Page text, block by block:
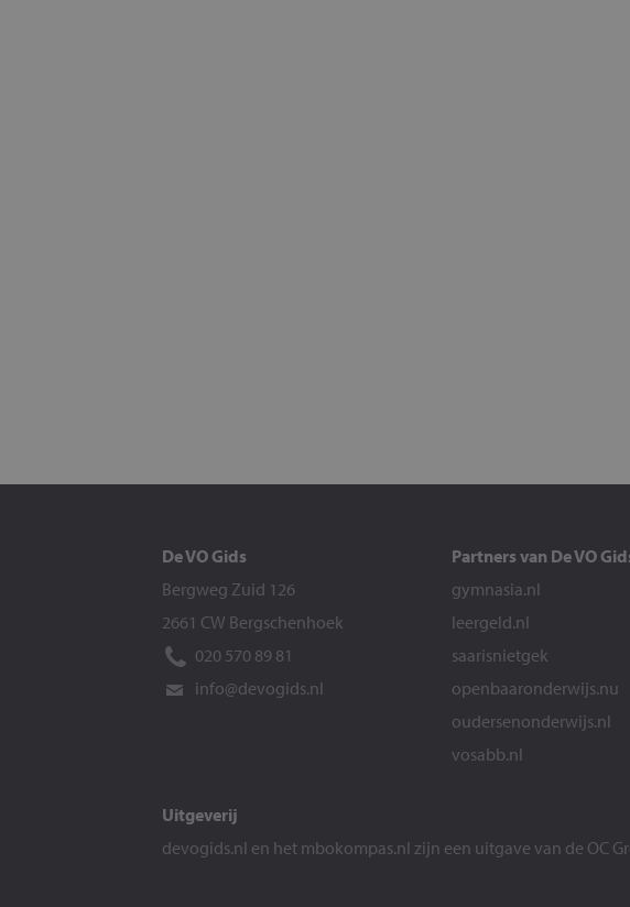
De VO Gids
Bergweg Zuid 126
2661 CW Bergschenhoek
020 570 89 81
info@devogids.nl
Partners van De VO
gymnasia.nl
leergeld.nl
saarisnietgek
openbaaronderwijs.nu
oudersenonderwijs.nl
vosabb.nl
Uitgeverij
devogids.nl en het mbokompas.nl zijn een uitgave van de OC